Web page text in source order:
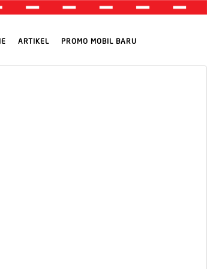
ARTIKEL PROMO MOBIL BARU